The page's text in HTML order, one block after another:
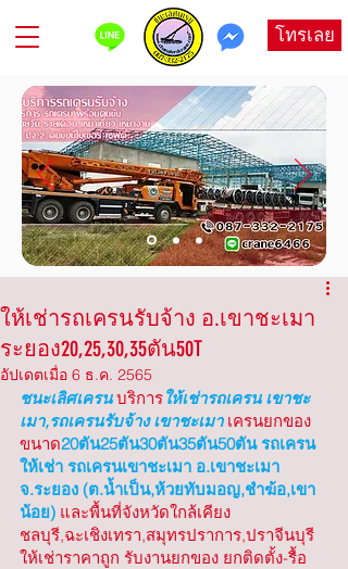
โทรเลย
ให้เช่ารถเครนรับจ้าง อ.เขาชะเมา
ระยอง20,25,30,35ตัน50T
อัปเดตเมื่อ 6 ธ.ค. 2565
ชนะเลิศเครน บริการให้เช่ารถเครน เขาชะ
เมา,รถเครนรับจ้าง เขาชะเมา เครนยกของ
ขนาด20ตัน25ตัน30ตัน35ตัน50ตัน รถเครน
ให้เช่า รถเครนเขาชะเมา อ.เขาชะเมา
จ.ระยอง (ต.น้ำเป็น,ห้วยทับมอญ,ชำฆ้อ,เขา
น้อย) และพื้นที่จังหวัดใกล้เคียง
ชลบุรี,ฉะเชิงเทรา,สมุทรปราการ,ปราจีนบุรี
ให้เช่าราคาถูก รับงานยกของ ยกติดตั้ง-รื้อ